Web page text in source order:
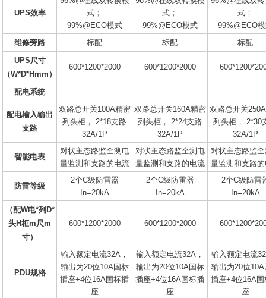
UPS效率
式；
99%@ECO模式
式；
99%@ECO模式
式；
99%@ECO
维修旁路
标配 标配
标配
UPS尺寸
（W*D*Hmm）
600*1200*2000 600*1200*2000
配电系统
配电输入输出
支路
双路总开关100A精密
列头柜， 2*18支路
32A/1P
双路总开关160A精密
列头柜， 2*24支路
32A/1P
双路总开关
列头柜， 2*30
32A/1P
智能电表
对状主态路监全测电
量监测和支路的电流
对状主态路监全测电
量监测和支路的电流
对状主态路监
量监测和支路
防雷等级
2个C级防雷器
In=20kA
2个C级防雷器
In=20kA
2个C级防雷
In=20kA
（配W电*列D*
头H柜m尺m
寸）
600*1200*2000 600*1200*2000
PDU规格
输入额定电流32A，
输出为20位10A国标
插座+4位16A国标插
座
输入额定电流32A，
输出为20位10A国标
插座+4位16A国标插
座
输入额定电流
输出为20位10A
插座+4位16A
座